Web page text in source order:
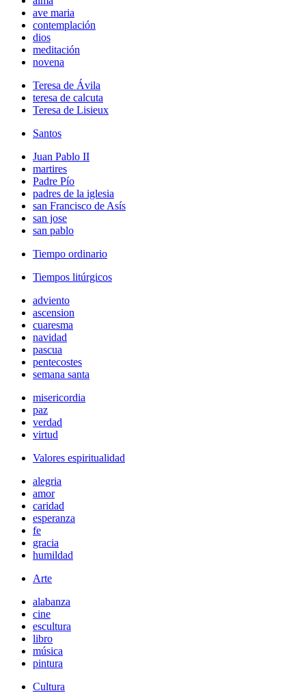
ave maria
contemplación
dios
meditación
novena
Teresa de Ávila
teresa de calcuta
Teresa de Lisieux
Santos
Juan Pablo II
martires
Padre Pío
padres de la iglesia
san Francisco de Asís
san jose
san pablo
Tiempo ordinario
Tiempos litúrgicos
adviento
ascension
cuaresma
navidad
pascua
pentecostes
semana santa
misericordia
paz
verdad
virtud
Valores espiritualidad
alegria
amor
caridad
esperanza
fe
gracia
humildad
Arte
alabanza
cine
escultura
libro
música
pintura
Cultura